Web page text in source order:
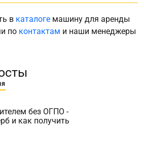
в каталоге машину для аренды
по контактам и наши менеджеры
без ОГПО -
и как получить